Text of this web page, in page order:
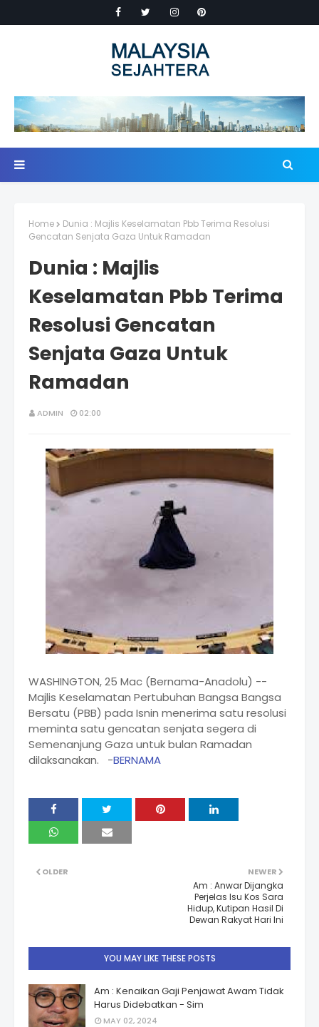
Home
Dunia : Majlis Keselamatan Pbb Terima Resolusi
Gencatan Senjata Gaza Untuk Ramadan
Dunia : Majlis
Keselamatan Pbb Terima
Resolusi Gencatan
Senjata Gaza Untuk
Ramadan
ADMIN 02:00
WASHINGTON, 25 Mac (Bernama-Anadolu) --
Majlis Keselamatan Pertubuhan Bangsa Bangsa
Bersatu (PBB) pada Isnin menerima satu resolusi
meminta satu gencatan senjata segera di
Semenanjung Gaza untuk bulan Ramadan
dilaksanakan. -BERNAMA
NEWER
Am : Anwar Dijangka
Perjelas Isu Kos Sara
Hidup, Kutipan Hasil Di
Dewan Rakyat Hari Ini
OLDER
YOU MAY LIKE THESE POSTS
Am : Kenaikan Gaji Penjawat Awam Tidak
Harus Didebatkan - Sim
MAY 02, 2024